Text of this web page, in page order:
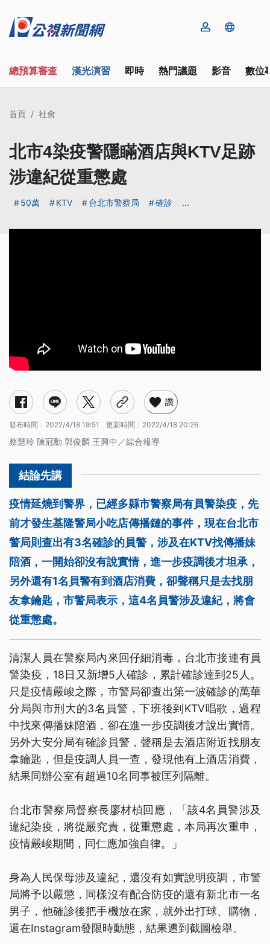
總預算審查 漢光演習 即時 熱門議題 影音 數位
首頁 社會
北市4染疫警隱瞞酒店與KTV足跡
涉違紀從重懲處
50萬 KTV 台北市警察局 確診 ...
讚
發布時間： 2022/4/18 19:51 更新時間： 2022/4/18 20:26
蔡慧玲 陳冠勳 郭俊麟 王興中／綜合報導
疫情延燒到警界，已經多縣市警察局有員警染疫，先
前才發生基隆警局小吃店傳播鏈的事件，現在台北市
警局則查出有3名確診的員警，涉及在KTV找傳播妹
陪酒，一開始卻沒有說實情，進一步疫調後才坦承，
另外還有1名員警有到酒店消費，卻聲稱只是去找朋
友拿鑰匙，市警局表示，這4名員警涉及違紀，將會
從重懲處。
清潔人員在警察局內來回仔細消毒，台北市接連有員
警染疫，18日又新增5人確診，累計確診達到25人。
只是疫情嚴峻之際，市警局卻查出第一波確診的萬華
分局與市刑大的3名員警，下班後到KTV唱歌，過程
中找來傳播妹陪酒，卻在進一步疫調後才說出實情。
另外大安分局有確診員警，聲稱是去酒店附近找朋友
拿鑰匙，但是疫調人員一查，發現他有上酒店消費，
結果同辦公室有超過10名同事被匡列隔離。
台北市警察局督察長廖材楨回應，「該4名員警涉及
違紀染疫，將從嚴究責，從重懲處，本局再次重申，
疫情嚴峻期間，同仁應加強自律。」
身為人民保母涉及違紀，還沒有如實說明疫調，市警
局將予以嚴懲，同樣沒有配合防疫的還有新北市一名
男子，他確診後把手機放在家，就外出打球、購物，
還在Instagram發限時動態，結果遭到截圖檢舉。